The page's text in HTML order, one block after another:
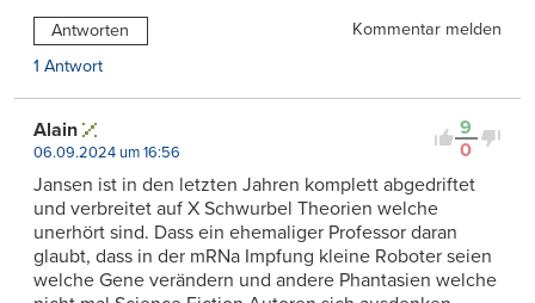
Antworten
Kommentar melden
1 Antwort
9
0
Alain
06.09.2024 um 16:56
Jansen ist in den letzten Jahren komplett abgedriftet
und verbreitet auf X Schwurbel Theorien welche
unerhört sind. Dass ein ehemaliger Professor daran
glaubt, dass in der mRNa Impfung kleine Roboter seien
welche Gene verändern und andere Phantasien welche